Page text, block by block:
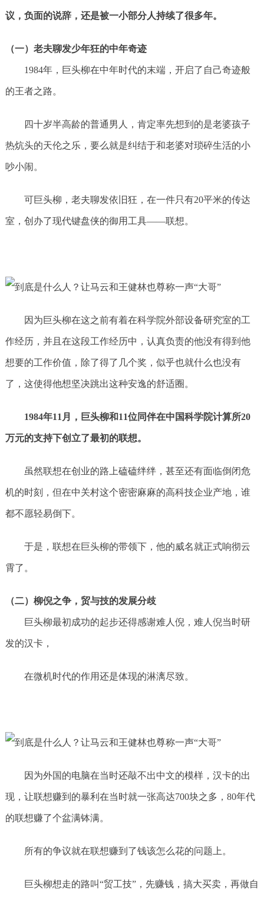
议，负面的说辞，还是被一小部分人持续了很多年。
（一）老夫聊发少年狂的中年奇迹
1984年，巨头柳在中年时代的末端，开启了自己奇迹般
的王者之路。
四十岁半高龄的普通男人，肯定率先想到的是老婆孩子
热炕头的天伦之乐，要么就是纠结于和老婆对琐碎生活的小
吵小闹。
可巨头柳，老夫聊发依旧狂，在一件只有20平米的传达
室，创办了现代键盘侠的御用工具——联想。
因为巨头柳在这之前有着在科学院外部设备研究室的工
作经历，并且在这段工作经历中，认真负责的他没有得到他
想要的工作价值，除了得了几个奖，似乎也就什么也没有
了，这使得他想坚决跳出这种安逸的舒适圈。
1984年11月，巨头柳和11位同伴在中国科学院计算所20
万元的支持下创立了最初的联想。
虽然联想在创业的路上磕磕绊绊，甚至还有面临倒闭危
机的时刻，但在中关村这个密密麻麻的高科技企业产地，谁
都不愿轻易倒下。
于是，联想在巨头柳的带领下，他的威名就正式响彻云
霄了。
（二）柳倪之争，贸与技的发展分歧
巨头柳最初成功的起步还得感谢难人倪，难人倪当时研
发的汉卡，
在微机时代的作用还是体现的淋漓尽致。
因为外国的电脑在当时还敲不出中文的模样，汉卡的出
现，让联想赚到的暴利在当时就一张高达700块之多，80年代
的联想赚了个盆满钵满。
所有的争议就在联想赚到了钱该怎么花的问题上。
巨头柳想走的路叫“贸工技”，先赚钱，搞大买卖，再做自